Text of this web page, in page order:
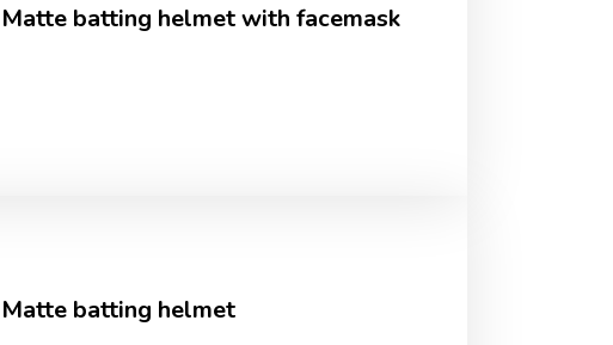
batting helmet with facemask
batting helmet